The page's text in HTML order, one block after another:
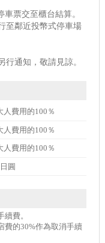
票交至櫃台結算。
至鄰近投幣式停車場
行通知，敬請見諒。
人費用的100％
人費用的100％
人費用的100％
圓
費。
費的30%作為取消手續